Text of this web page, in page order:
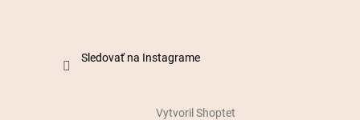
Sledovať na Instagrame
Vytvoril Shoptet